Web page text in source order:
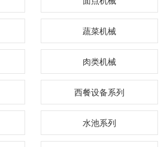
蔬菜机械
肉类机械
西餐设备系列
水池系列